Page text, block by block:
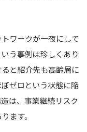
ワークが一夜にして
う事例は珍しくあり
と紹介先も高齢層に
ゼロという状態に陥
は、事業継続リスク
ます。